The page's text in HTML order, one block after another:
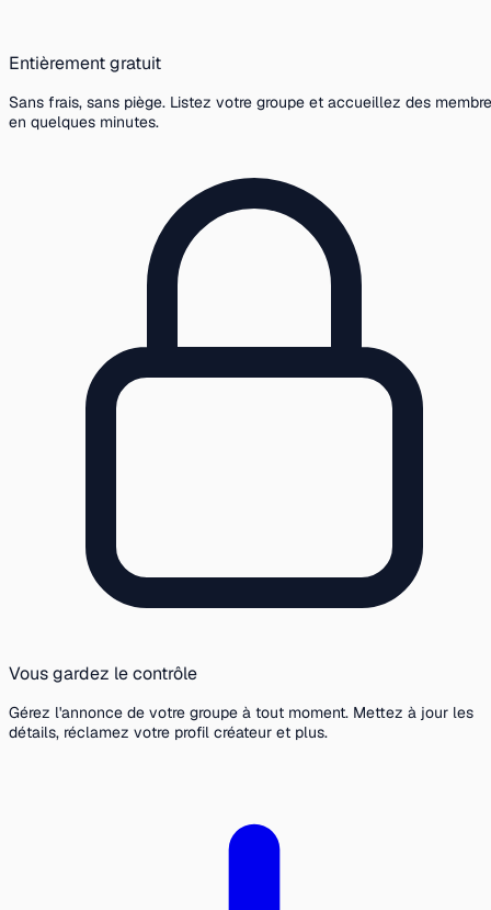
Entièrement gratuit
Sans frais, sans piège. Listez votre groupe et accueillez des
en quelques minutes.
Vous gardez le contrôle
Gérez l'annonce de votre groupe à tout moment. Mettez à jour les
détails, réclamez votre profil créateur et plus.